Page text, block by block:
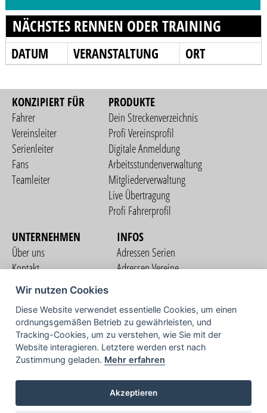
NÄCHSTES RENNEN ODER TRAINING
DATUM VERANSTALTUNG ORT
KONZIPIERT FÜR
Fahrer
Vereinsleiter
Serienleiter
Fans
Teamleiter
PRODUKTE
Dein Streckenverzeichnis
Profi Vereinsprofil
Digitale Anmeldung
Arbeitsstundenverwaltung
Mitgliederverwaltung
Live Übertragung
Profi Fahrerprofil
UNTERNEHMEN
Über uns
Kontakt
Nutzungsbedingungen
Datenschutzerklärung
Impressum
INFOS
Adressen Serien
Adressen Vereine
COMMUNITY
TV
Wir nutzen Cookies
Diese Website verwendet essentielle Cookies, um einen
ordnungsgemäßen Betrieb zu gewährleisten, und
Tracking-Cookies, um zu verstehen, wie Sie mit der
Website interagieren. Letztere werden erst nach
Zustimmung geladen. Mehr erfahren
Akzeptieren